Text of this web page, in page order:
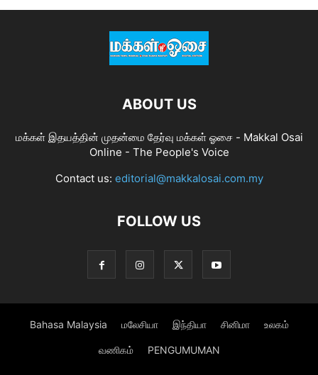
ABOUT US
மக்கள் இதயத்தின் முதன்மை தேர்வு மக்கள் ஓசை - Makkal Osai
Online - The People's Voice
Contact us: editorial@makkalosai.com.my
FOLLOW US
Bahasa Malaysia மலேசியா இந்தியா சினிமா உலகம்
வணிகம் PENGUMUMAN